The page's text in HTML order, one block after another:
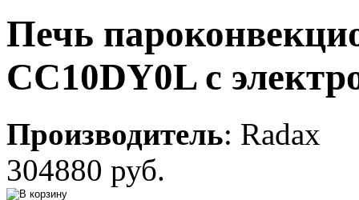
Печь
CC10DY0L с
Производитель: Radax
304880 руб.